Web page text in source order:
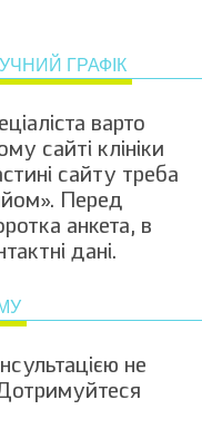
ГРАФІК
варто
сайті клініки
сайту треба
Перед
анкета, в
дані.
не